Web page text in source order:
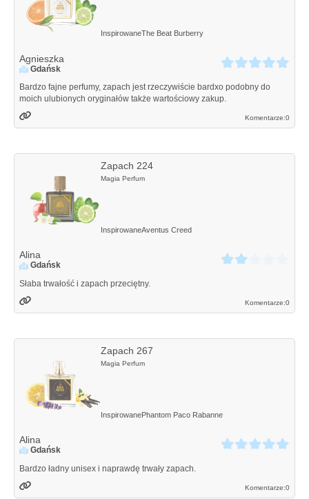
InspirowaneThe Beat Burberry
Agnieszka
Gdańsk
Bardzo fajne perfumy, zapach jest rzeczywiście bardxo podobny do
moich ulubionych oryginałów także wartościowy zakup.
Komentarze:0
Zapach 224
Magia Perfum
InspirowaneAventus Creed
Alina
Gdańsk
Słaba trwałość i zapach przeciętny.
Komentarze:0
Zapach 267
Magia Perfum
InspirowanePhantom Paco Rabanne
Alina
Gdańsk
Bardzo ładny unisex i naprawdę trwały zapach.
Komentarze:0